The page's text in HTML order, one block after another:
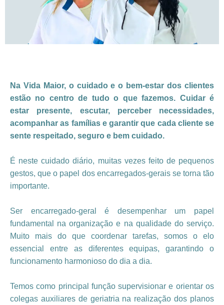
Na Vida Maior, o cuidado e o bem-estar dos clientes
estão no centro de tudo o que fazemos. Cuidar é
estar presente, escutar, perceber necessidades,
acompanhar as famílias e garantir que cada cliente se
sente respeitado, seguro e bem cuidado.
É neste cuidado diário, muitas vezes feito de pequenos
gestos, que o papel dos encarregados-gerais se torna tão
importante.
Ser encarregado-geral é desempenhar um papel
fundamental na organização e na qualidade do serviço.
Muito mais do que coordenar tarefas, somos o elo
essencial entre as diferentes equipas, garantindo o
funcionamento harmonioso do dia a dia.
Temos como principal função supervisionar e orientar os
colegas auxiliares de geriatria na realização dos planos